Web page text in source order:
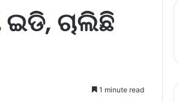
ଚାଲିଛି
1 minute read